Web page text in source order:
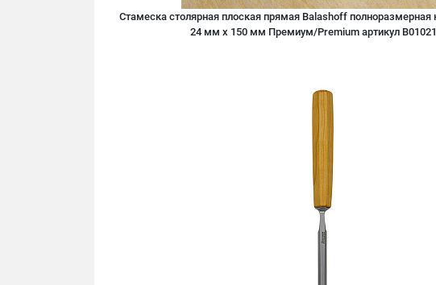
Стамеска столярная плоская прямая Balashoff полноразмерная
24 мм х 150 мм Премиум/Premium артикул